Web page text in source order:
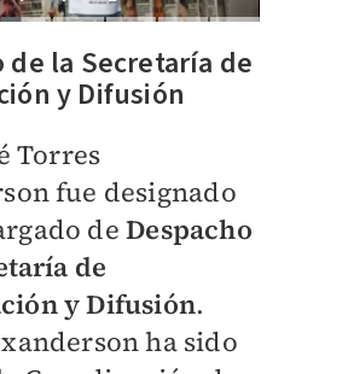
de la Secretaría de
y Difusión
Torres
fue designado
deDespacho
de
y Difusión.
ha sido